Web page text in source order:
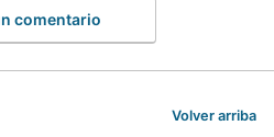
comentario
Volver arriba